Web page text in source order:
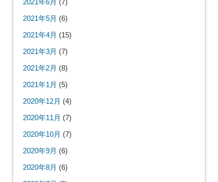
2022年3月 (1)
2022年2月 (1)
2022年1月 (4)
2021年12月(7)
2021年11月(3)
2021年10月(3)
2021年9月(12)
2021年8月(6)
2021年7月(3)
2021年6月 (7)
2021年5月 (6)